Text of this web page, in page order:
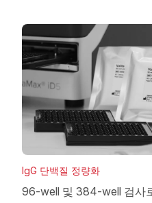
IgG 단백질 정량화
96-well 및 384-well 검사